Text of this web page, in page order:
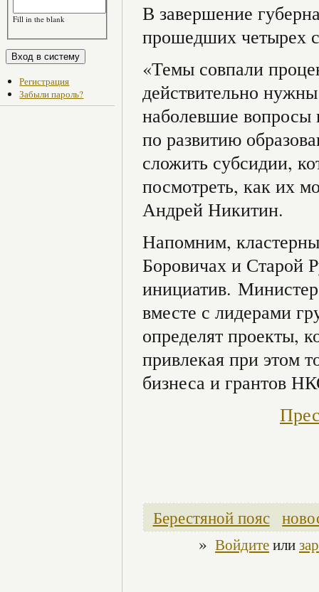
Fill in the blank
Регистрация
Забыли пароль?
В завершение
прошедших четырех
«Темы совпали
действительно
наболевшие вопросы
по развитию
сложить субсидии,
посмотреть, как их
Андрей Никитин.
Напомним,
Боровичах и Старой
инициатив.
вместе с лидерами
определят проекты,
привлекая при этом
бизнеса и грантов
Берестяной пояс
» Войдитеили